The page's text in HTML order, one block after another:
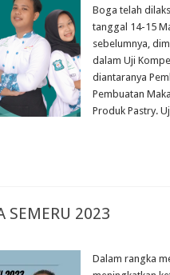
Boga telah
tanggal 14-15
sebelumnya,
dalam Uji
diantaranya
Pembuatan
Produk Pastry.
SEMERU 2023
Dalam rangka